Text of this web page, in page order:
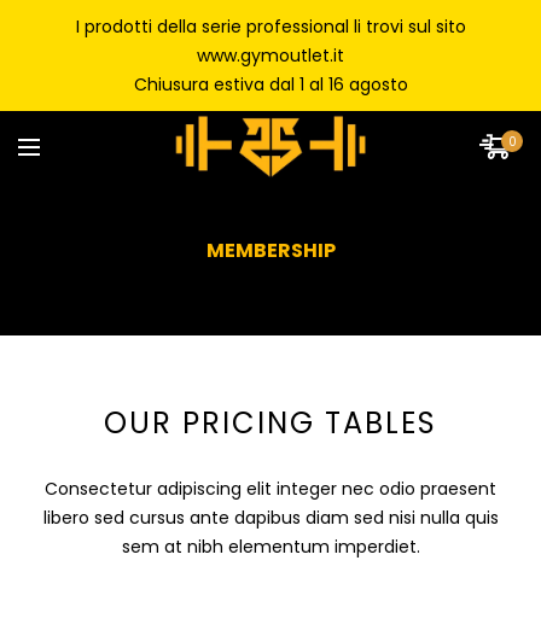
I prodotti della serie professional li trovi sul sito
www.gymoutlet.it
Chiusura estiva dal 1 al 16 agosto
0
MEMBERSHIP
OUR PRICING TABLES
Consectetur adipiscing elit integer nec odio praesent
libero sed cursus ante dapibus diam sed nisi nulla quis
sem at nibh elementum imperdiet.